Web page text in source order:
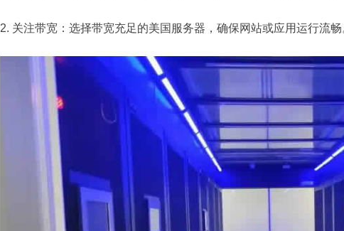
2. 关注带宽：选择带宽充足的美国服务器，确保网站或应用运行流畅